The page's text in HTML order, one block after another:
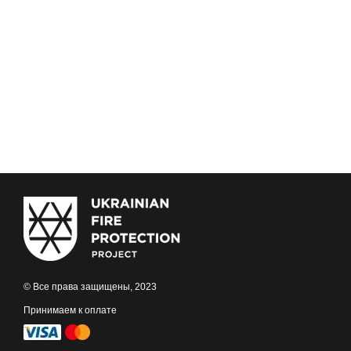
© Все права защищены, 2023
Принимаем к оплате